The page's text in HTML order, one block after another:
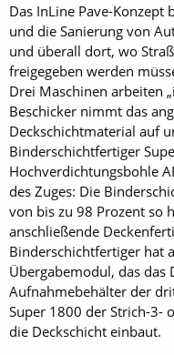
Das InLine Pave-Konzept
und die Sanierung von
und überall dort, wo
freigegeben werden
Drei Maschinen arbeiten
Beschicker nimmt das
Deckschichtmaterial auf
Binderschichtfertiger
Hochverdichtungsbohle
des Zuges: Die
von bis zu 98 Prozent so
anschließende
Binderschichtfertiger hat
Übergabemodul, das
Aufnahmebehälter der
Super 1800 der Strich-3-
die Deckschicht einbaut.